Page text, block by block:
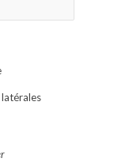
latérales